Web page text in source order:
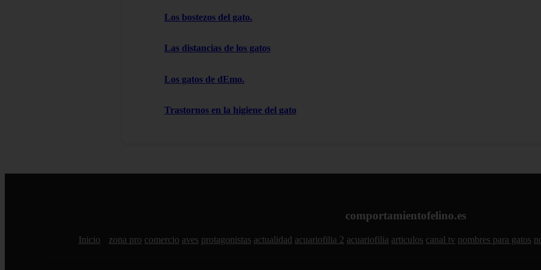
Los bostezos del gato.
Las distancias de los gatos
Los gatos de dEmo.
Trastornos en la higiene del gato
comportamientofelino.es
Inicio zona pro comercio aves protagonistas actualidad acuariofilia 2 acuariofilia articulos canal tv nombres para gatos